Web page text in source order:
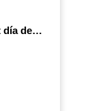
Vídeo de podcast día del libro